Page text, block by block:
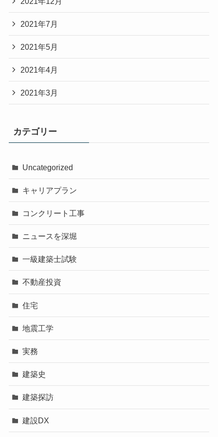
2021年7月
2021年5月
2021年4月
2021年3月
カテゴリー
Uncategorized
キャリアプラン
コンクリート工事
ニュースを深堀
一級建築士試験
不動産投資
住宅
地震工学
実務
建築史
建築探訪
建設DX